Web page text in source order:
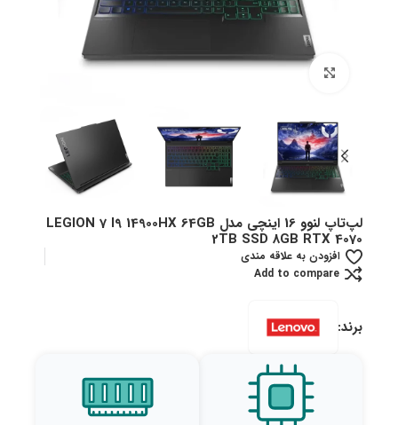
بزرگنمایی تصویر
لپ‌تاپ لنوو 16 اینچی مدل LEGION 7 I9 14900HX 64GB
2TB SSD 8GB RTX 4070
افزودن به علاقه مندی
Add to compare
برند: